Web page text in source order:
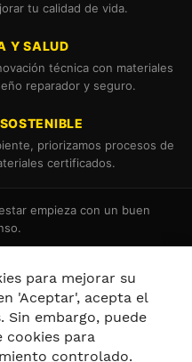
tu calidad de vida.
Y SALUD
técnica con materiales
reparador y seguro.
priorizamos procesos de
certificados.
empieza con un buen
para mejorar su
'Aceptar', acepta el
Sin embargo, puede
cookies para
controlado.